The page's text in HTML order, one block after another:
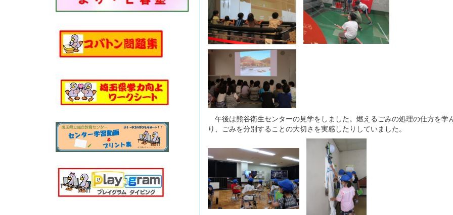
午後は熊谷衛生センターの見学をしました。燃えるごみの処理の仕方を学
り、ごみを分別することの大切さを実感したりしていました。